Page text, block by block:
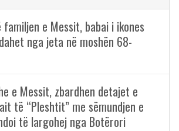
e Messit, babai i ikones
nga jeta në moshën 68-
e Messit, zbardhen detajet e
të “Pleshtit” me sëmundjen e
të largohej nga Botërori